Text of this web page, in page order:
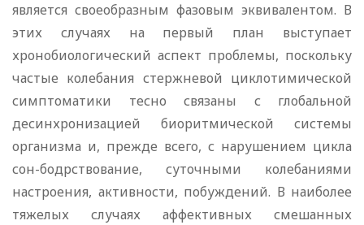
является своеобразным фазовым эквивалентом. В
этих случаях на первый план выступает
хронобиологический аспект проблемы, поскольку
частые колебания стержневой циклотимической
симптоматики тесно связаны с глобальной
десинхронизацией биоритмической системы
организма и, прежде всего, с нарушением цикла
сон-бодрствование, суточными колебаниями
настроения, активности, побуждений. В наиболее
тяжелых случаях аффективных смешанных